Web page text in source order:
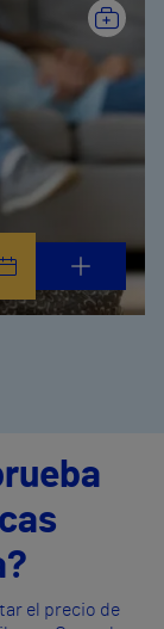
el precio de